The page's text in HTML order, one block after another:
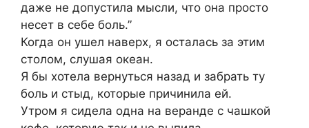
даже не допустила мысли, что она просто
несет в себе боль.”
Когда он ушел наверх, я осталась за этим
столом, слушая океан.
Я бы хотела вернуться назад и забрать ту
боль и стыд, которые причинила ей.
Утром я сидела одна на веранде с чашкой